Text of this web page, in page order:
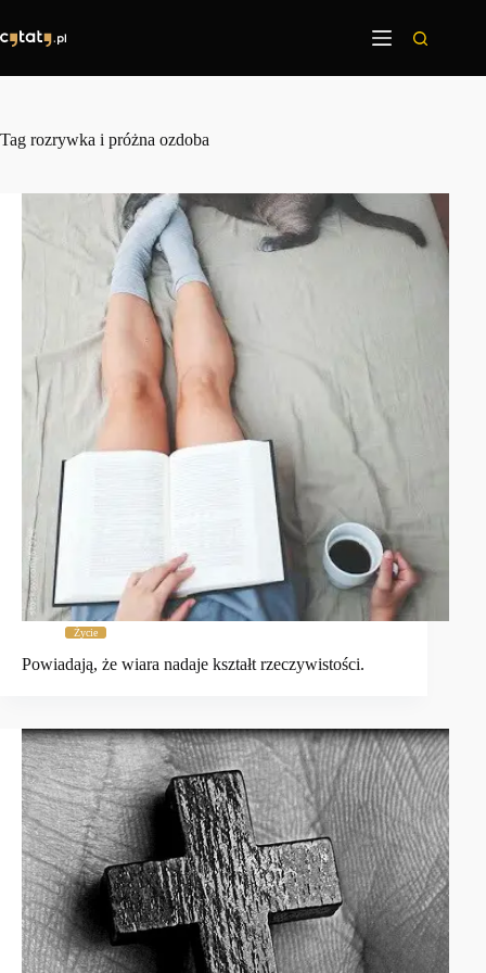
treści
Tag rozrywka i próżna ozdoba
Życie
Powiadają, że wiara nadaje kształt rzeczywistości.